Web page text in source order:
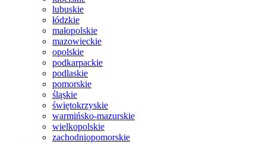
lubuskie
łódzkie
małopolskie
mazowieckie
opolskie
podkarpackie
podlaskie
pomorskie
śląskie
świętokrzyskie
warmińsko-mazurskie
wielkopolskie
zachodniopomorskie